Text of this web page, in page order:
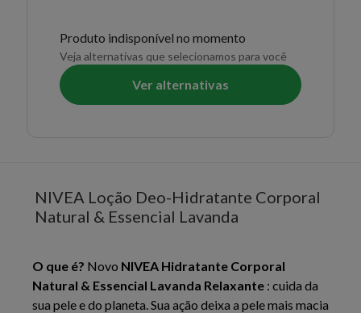
Produto indisponível no momento
Veja alternativas que selecionamos para você
Ver alternativas
NIVEA Loção Deo-Hidratante Corporal
Natural & Essencial Lavanda
O que é? Novo NIVEA Hidratante Corporal
Natural & Essencial Lavanda Relaxante : cuida da
sua pele e do planeta. Sua ação deixa a pele mais macia